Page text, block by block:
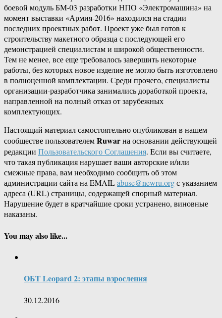
боевой модуль БМ-03 разработки НПО «Электромашина» на
момент выставки «Армия-2016» находился на стадии
последних проектных работ. Проект уже был готов к
строительству макетного образца с последующей его
демонстрацией специалистам и широкой общественности.
Тем не менее, все еще требовалось завершить некоторые
работы, без которых новое изделие не могло быть изготовлено
в полноценной комплектации. Среди прочего, специалисты
организации-разработчика занимались доработкой проекта,
направленной на полный отказ от зарубежных
комплектующих.
Настоящий материал самостоятельно опубликован в нашем
сообществе пользователемRuwarна основании действующей
редакции Пользовательского Соглашения. Если вы считаете,
что такая публикация нарушает ваши авторские и/или
смежные права, вам необходимо сообщить об этом
администрации сайта на EMAILabuse@newru.orgс указанием
адреса (URL) страницы, содержащей спорный материал.
Нарушение будет в кратчайшие сроки устранено, виновные
наказаны.
You may also like...
ОБТ Leopard 2: этапы взросления
30.12.2016